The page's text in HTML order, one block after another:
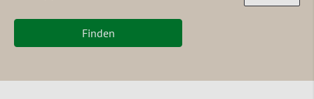
Finden